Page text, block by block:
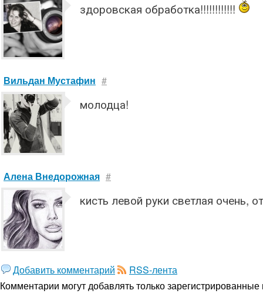
здоровская обработка!!!!!!!!!!!!
Вильдан Мустафин #
молодца!
Алена Внедорожная #
кисть левой руки светлая очень,
Добавить комментарий
RSS-лента
Комментарии могут добавлять толькозарегистрированные